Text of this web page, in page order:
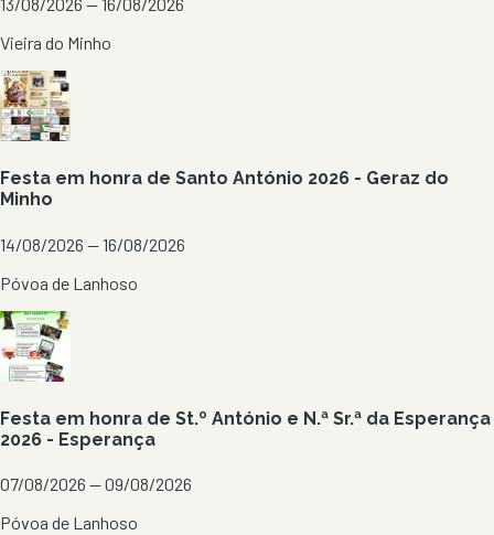
Vieira do Minho
Festa em honra de Santo António 2026 - Geraz do
Minho
14/08/2026 — 16/08/2026
Póvoa de Lanhoso
Festa em honra de St.º António e N.ª Sr.ª da Esperança
2026 - Esperança
07/08/2026 — 09/08/2026
Póvoa de Lanhoso